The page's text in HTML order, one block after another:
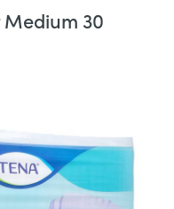
Medium 30